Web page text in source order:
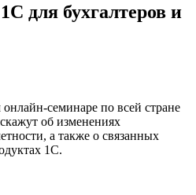
для бухгалтеров и
семинаре по всей стране
об изменениях
а также о связанных
1С.